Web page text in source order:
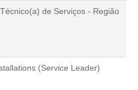
de Serviços - Região
(Service Leader)